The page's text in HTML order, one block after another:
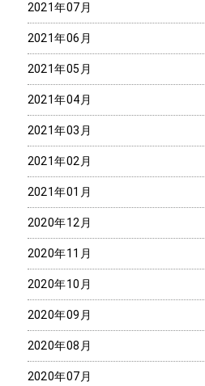
2021年07月
2021年06月
2021年05月
2021年04月
2021年03月
2021年02月
2021年01月
2020年12月
2020年11月
2020年10月
2020年09月
2020年08月
2020年07月